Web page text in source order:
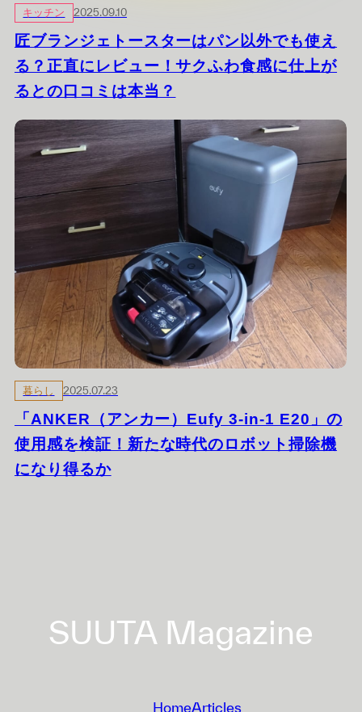
キッチン 2025.09.10
匠ブランジェトースターはパン以外でも使え
る？正直にレビュー！サクふわ食感に仕上が
るとの口コミは本当？
暮らし 2025.07.23
「ANKER（アンカー）Eufy 3-in-1 E20」の
使用感を検証！新たな時代のロボット掃除機
になり得るか
ビ
SUUTA Magazine
HomeArticles